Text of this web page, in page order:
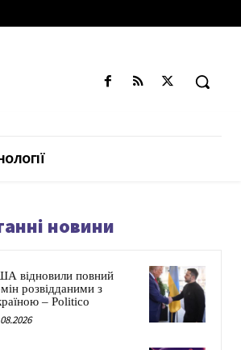
новини
відновили повний
розвідданими з
– Politico